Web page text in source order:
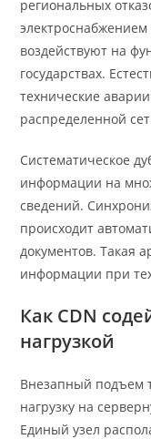
региональных
воздействуют на
государствах.
технические
распределенной
Систематическое
информации на
сведений.
происходит
документов. Такая
информации при
Как CDN
нагрузкой
Внезапный подъем
нагрузку на
Единый узел